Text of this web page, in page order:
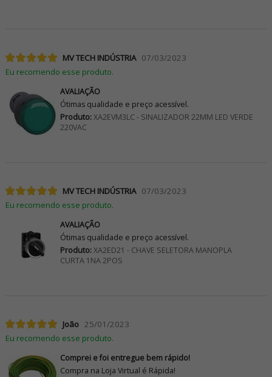
MV TECH INDÚSTRIA 07/03/2023
Eu recomendo esse produto.
AVALIAÇÃO
Ótimas qualidade e preço acessível.
Produto:XA2EVM3LC - SINALIZADOR 22MM LED VERDE
220VAC
MV TECH INDÚSTRIA 07/03/2023
Eu recomendo esse produto.
AVALIAÇÃO
Ótimas qualidade e preço acessível.
Produto:XA2ED21 - CHAVE SELETORA MANOPLA
CURTA 1NA 2POS
João 25/01/2023
Eu recomendo esse produto.
Comprei e foi entregue bem rápido!
Compra na Loja Virtual é Rápida!